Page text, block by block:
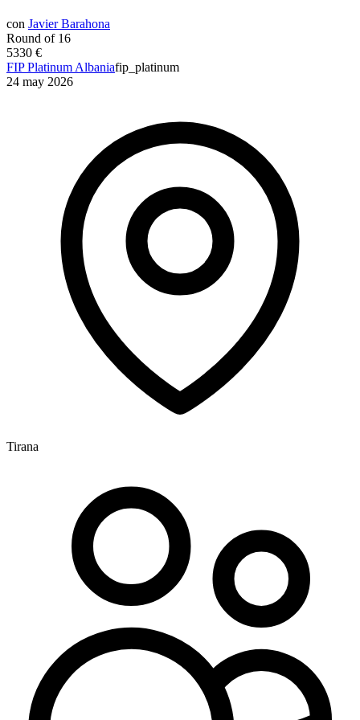
con Javier Barahona
Round of 16
5330 €
FIP Platinum Albaniafip_platinum
24 may 2026
Tirana